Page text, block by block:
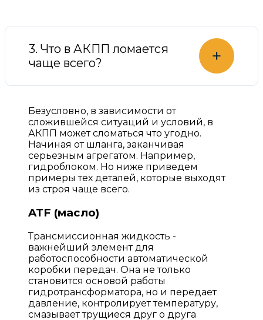
3. Что в АКПП ломается
чаще всего?
+
Безусловно, в зависимости от
сложившейся ситуаций и условий, в
АКПП может сломаться что угодно.
Начиная от шланга, заканчивая
серьезным агрегатом. Например,
гидроблоком. Но ниже приведем
примеры тех деталей, которые выходят
из строя чаще всего.
ATF (масло)
Трансмиссионная жидкость -
важнейший элемент для
работоспособности автоматической
коробки передач. Она не только
становится основой работы
гидротрансформатора, но и передает
давление, контролирует температуру,
смазывает трущиеся друг о друга